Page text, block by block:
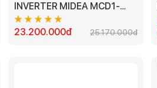
INVERTER MIDEA MCD1-
28CRDN8 - 3.0HP
23.200.000đ
25.170.000đ